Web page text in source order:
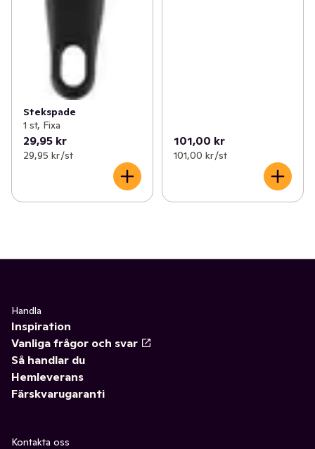
Stekspade
1 st, Fixa
29,95 kr
29,95 kr /st
101,00 kr
101,00 kr /st
Handla
Inspiration
Vanliga frågor och svar
Så handlar du
Hemleverans
Färskvarugaranti
Kontakta oss